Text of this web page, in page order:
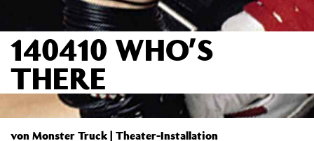
140410 WHO’S
THERE
von Monster Truck | Theater-Installation